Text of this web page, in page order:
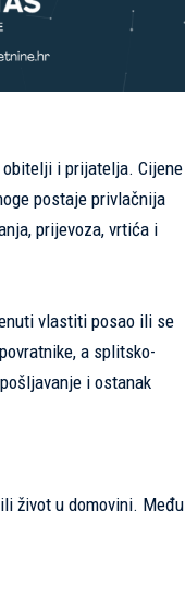
obitelji i prijatelja. Cijene
postaje privlačnija
prijevoza, vrtića i
vlastiti posao ili se
a splitsko-
i ostanak
život u domovini. Među